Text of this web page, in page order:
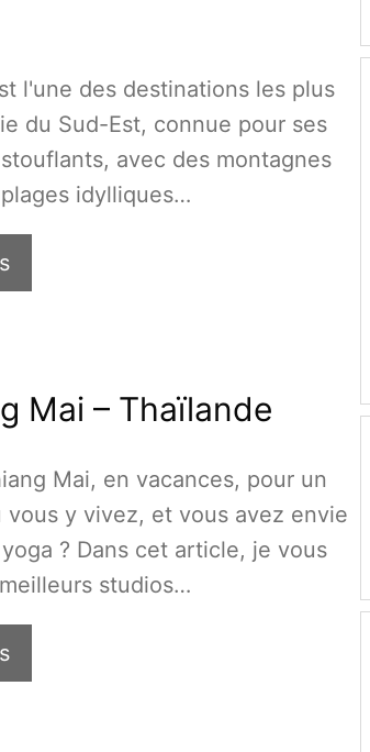
l'une des destinations les plus
du Sud-Est, connue pour ses
avec des montagnes
idylliques…
Mai – Thaïlande
Mai, en vacances, pour un
vous y vivez, et vous avez envie
? Dans cet article, je vous
studios…